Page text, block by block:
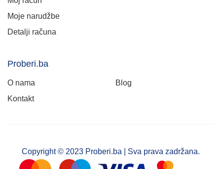
Moje narudžbe
Detalji računa
Proberi.ba
O nama
Blog
Kontakt
Copyright © 2023 Proberi.ba | Sva prava zadržana.